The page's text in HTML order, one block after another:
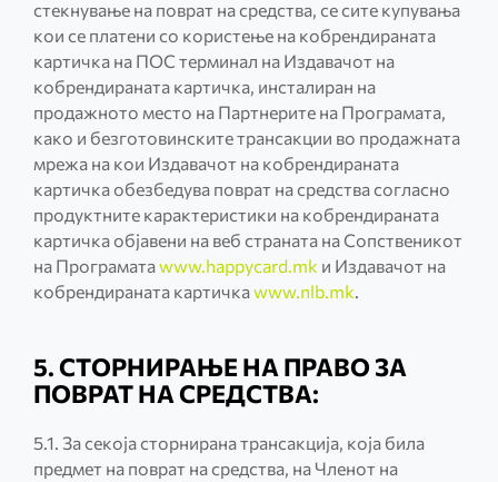
стекнување на поврат на средства, се сите купувања
кои се платени со користење на кобрендираната
картичка на ПОС терминал на Издавачот на
кобрендираната картичка, инсталиран на
продажното место на Партнерите на Програмата,
како и безготовинските трансакции во продажната
мрежа на кои Издавачот на кобрендираната
картичка обезбедува поврат на средства согласно
продуктните карактеристики на кобрендираната
картичка објавени на веб страната на Сопственикот
на Програматаwww.happycard.mk и Издавачот на
кобрендираната картичкаwww.nlb.mk.
5. СТОРНИРАЊЕ НА ПРАВО ЗА
ПОВРАТ НА СРЕДСТВА:
5.1. За секоја сторнирана трансакција, која била
предмет на поврат на средства, на Членот на